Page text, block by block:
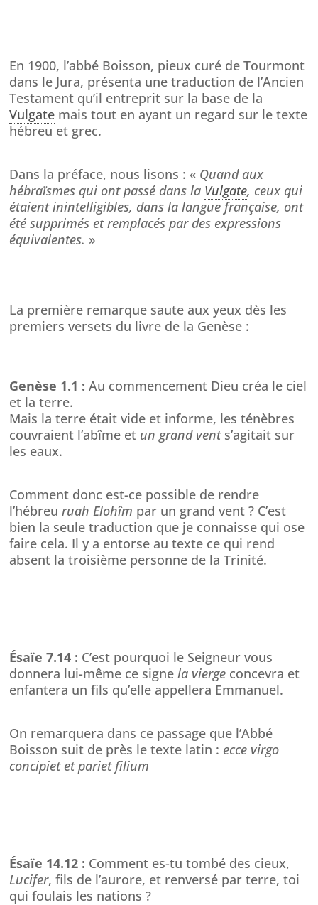
En 1900, l’abbé Boisson, pieux curé de Tourmont
dans le Jura, présenta une traduction de l’Ancien
Testament qu’il entreprit sur la base de la
Vulgate mais tout en ayant un regard sur le texte
hébreu et grec.
Dans la préface, nous lisons : « Quand aux
hébraïsmes qui ont passé dans la Vulgate, ceux qui
étaient inintelligibles, dans la langue française, ont
été supprimés et remplacés par des expressions
équivalentes. »
La première remarque saute aux yeux dès les
premiers versets du livre de la Genèse :
Genèse 1.1 :Au commencement Dieu créa le ciel
et la terre.
Mais la terre était vide et informe, les ténèbres
couvraient l’abîme et un grand vents’agitait sur
les eaux.
Comment donc est-ce possible de rendre
l’hébreuruah Elohîm par un grand vent ? C’est
bien la seule traduction que je connaisse qui ose
faire cela. Il y a entorse au texte ce qui rend
absent la troisième personne de la Trinité.
Ésaïe 7.14 : C’est pourquoi le Seigneur vous
donnera lui-même ce signela vierge concevra et
enfantera un fils qu’elle appellera Emmanuel.
On remarquera dans ce passage que l’Abbé
Boisson suit de près le texte latin : ecce virgo
concipiet et pariet filium
Ésaïe 14.12 : Comment es-tu tombé des cieux,
Lucifer, fils de l’aurore, et renversé par terre, toi
qui foulais les nations ?